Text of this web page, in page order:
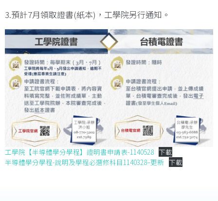
3.預計7月領取證書(紙本)，工學院另行通知。
工學院【半導體學分學程】證明書申請表-1140528 下載
半導體學分學程-說明及學程必選修科目1140328–更新 下載